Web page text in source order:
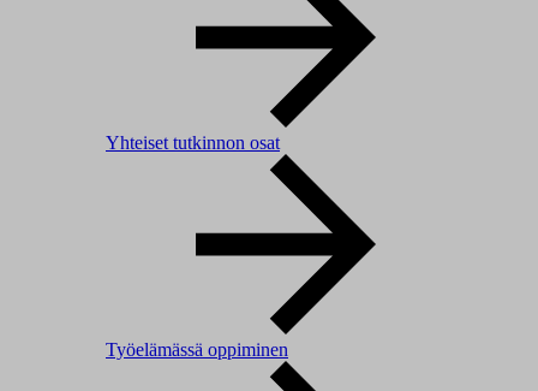
Yhteiset tutkinnon osat
Työelämässä oppiminen